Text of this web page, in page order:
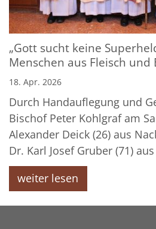
„Gott sucht keine
Menschen aus Fleisch und
18. Apr. 2026
Durch Handauflegung und
Bischof Peter Kohlgraf am
Alexander Deick (26) aus
Dr. Karl Josef Gruber (71)
weiter lesen